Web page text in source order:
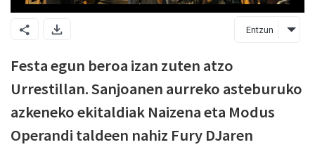
Entzun
Festa egun beroa izan zuten atzo
Urrestillan. Sanjoanen aurreko asteburuko
azkeneko ekitaldiak Naizena eta Modus
Operandi taldeen nahiz Fury DJaren